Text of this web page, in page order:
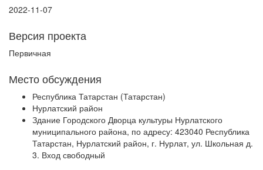
2022-11-07
Версия проекта
Первичная
Место обсуждения
Республика Татарстан (Татарстан)
Нурлатский район
Здание Городского Дворца культуры Нурлатского
муниципального района, по адресу: 423040 Республика
Татарстан, Нурлатский район, г. Нурлат, ул. Школьная д.
3. Вход свободный